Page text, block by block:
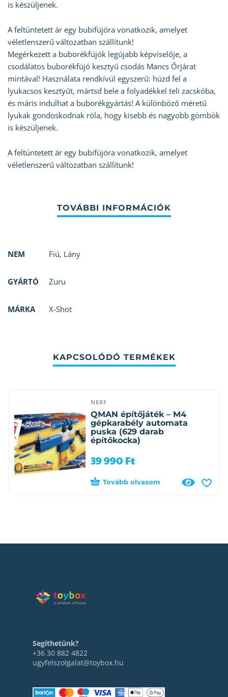
is készüljenek.
A feltüntetett ár egy bubifújóra vonatkozik, amelyet
véletlenszerű változatban szállítunk!
Megérkezett a buborékfújók legújabb képviselője, a
csodálatos buborékfújó kesztyű csodás Mancs Őrjárat
mintával! Használata rendkívül egyszerű: húzd fel a
lyukacsos kesztyűt, mártsd bele a folyadékkel teli zacskóba,
és máris indulhat a buborékgyártás! A különböző méretű
lyukak gondoskodnak róla, hogy kisebb és nagyobb gömbök
is készüljenek.
A feltüntetett ár egy bubifújóra vonatkozik, amelyet
véletlenszerű változatban szállítunk!
NEM Fiú, Lány
GYÁRTÓ Zuru
MÁRKA X-Shot
KAPCSOLÓDÓ TERMÉKEK
NERF
QMAN építőjáték – M4
gépkarabély automata
puska (629 darab
építőkocka)
39 990 Ft
Tovább olvasom
Segíthetünk?
+36 30 882 4822
ugyfelszolgalat@toybox.hu